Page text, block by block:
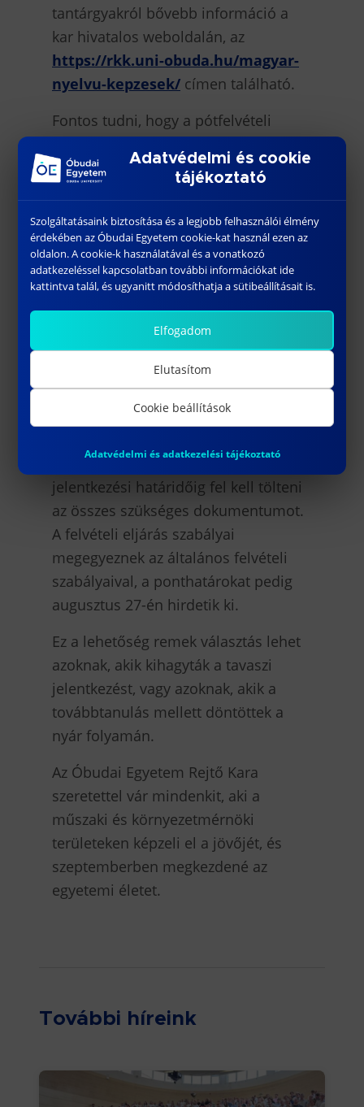
tantárgyakról bővebb információ a
kar hivatalos weboldalán, az
https://rkk.uni-obuda.hu/magyar-
nyelvu-kepzesek/ címen található.
Fontos tudni, hogy a pótfelvételi
lehet jelentkezni. Azonban az egyetem
ösztönző rendszert működtet: a
nappali tagozatos hallgatók
kiemelkedő tanulmányi
eredményekkel később átsorolást
kérhetnek a térítésmentes, állami
ösztöndíjas helyekre. Ez a lehetőség a
szorgalmas és kitartó diákoknak
biztosít perspektívát.
A jelentkezési időszak 2025. július 30-
tól augusztus 7-ig tart, ezért érdemes
felületén keresztül történik, ahol a
jelentkezési határidőig fel kell tölteni
az összes szükséges dokumentumot.
A felvételi eljárás szabályai
megegyeznek az általános felvételi
szabályaival, a ponthatárokat pedig
augusztus 27-én hirdetik ki.
Ez a lehetőség remek választás lehet
azoknak, akik kihagyták a tavaszi
jelentkezést, vagy azoknak, akik a
továbbtanulás mellett döntöttek a
nyár folyamán.
Az Óbudai Egyetem Rejtő Kara
szeretettel vár mindenkit, aki a
műszaki és környezetmérnöki
területeken képzeli el a jövőjét, és
szeptemberben megkezdené az
egyetemi életet.
További híreink
Adatvédelmi és cookie
tájékoztató
Szolgáltatásaink biztosítása és a legjobb felhasználói élmény
érdekében az Óbudai Egyetem cookie-kat használ ezen az
oldalon. A cookie-k használatával és a vonatkozó
adatkezeléssel kapcsolatban további információkat ide
kattintva talál, és ugyanitt módosíthatja a sütibeállításait is.
Elfogadom
Elutasítom
Cookie beállítások
Adatvédelmi és adatkezelési tájékoztató